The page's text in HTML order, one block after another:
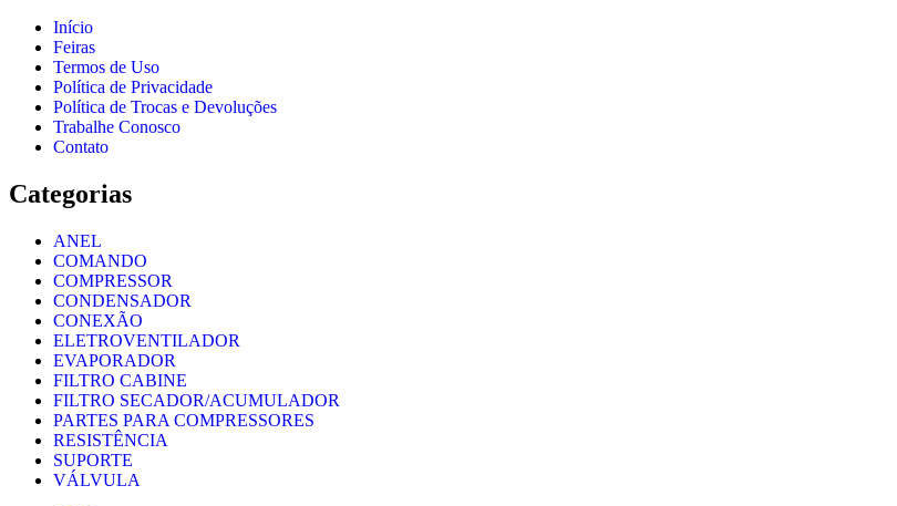
Início
Feiras
Termos de Uso
Política de Privacidade
Política de Trocas e Devoluções
Trabalhe Conosco
Contato
Categorias
ANEL
COMANDO
COMPRESSOR
CONDENSADOR
CONEXÃO
ELETROVENTILADOR
EVAPORADOR
FILTRO CABINE
FILTRO SECADOR/ACUMULADOR
PARTES PARA COMPRESSORES
RESISTÊNCIA
SUPORTE
VÁLVULA